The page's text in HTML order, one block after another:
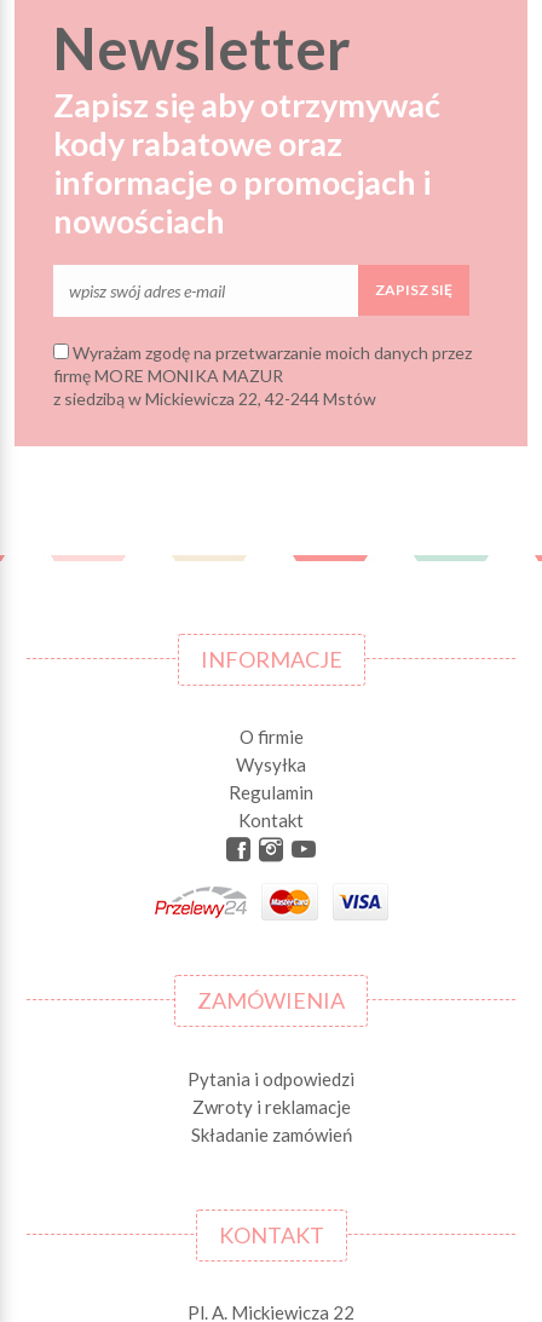
Newsletter
Zapisz się aby otrzymywać
kody rabatowe oraz
informacje o promocjach i
nowościach
ZAPISZ SIĘ
Wyrażam zgodę na przetwarzanie moich danych przez
firmę MORE MONIKA MAZUR
z siedzibą w Mickiewicza 22, 42-244 Mstów
INFORMACJE
O firmie
Wysyłka
Regulamin
Kontakt
ZAMÓWIENIA
Pytania i odpowiedzi
Zwroty i reklamacje
Składanie zamówień
KONTAKT
Pl. A. Mickiewicza 22